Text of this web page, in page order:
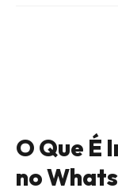
O Que
no